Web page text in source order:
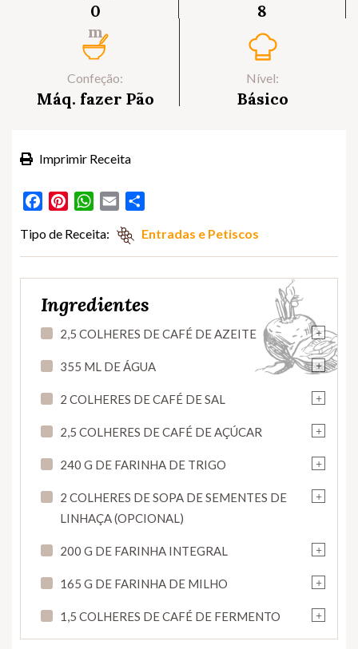
0
m
8
Confeção:
Máq. fazer Pão
Nível:
Básico
Imprimir Receita
FacebookPinterestWhatsApp
Email
Tipo de Receita: Entradas e Petiscos
Ingredientes
+
2,5 COLHERES DE CAFÉ DE AZEITE
+
355 ML DE ÁGUA
+
2 COLHERES DE CAFÉ DE SAL
+
2,5 COLHERES DE CAFÉ DE AÇÚCAR
+
240 G DE FARINHA DE TRIGO
+
2 COLHERES DE SOPA DE SEMENTES DE
LINHAÇA (OPCIONAL)
+
200 G DE FARINHA INTEGRAL
+
165 G DE FARINHA DE MILHO
+
1,5 COLHERES DE CAFÉ DE FERMENTO